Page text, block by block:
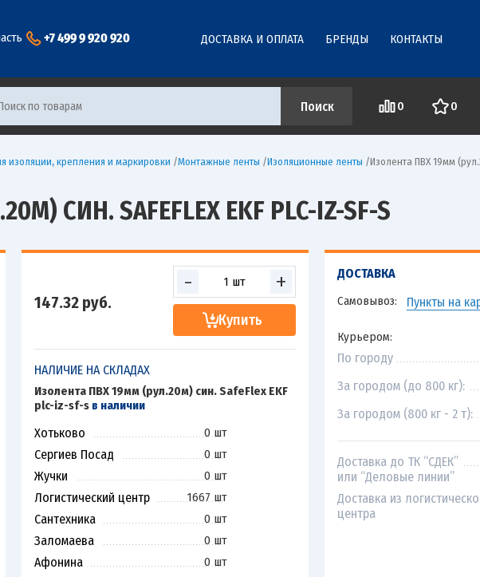
+7 499 9 920 920 ДОСТАВКА И ОПЛАТА БРЕНДЫ КОНТАКТЫ
0 0
изоляции, крепления и маркировки /Монтажные ленты /Изоляционные ленты /Изолента ПВХ 19мм
СИН. SAFEFLEX EKF PLC-IZ-SF-S
147.32 руб.
- +
Купить
НАЛИЧИЕ НА СКЛАДАХ
Изолента ПВХ 19мм (рул.20м) син. SafeFlex EKF
plc-iz-sf-s в наличии
Хотьково 0 шт
Сергиев Посад 0 шт
Жучки 0 шт
Логистический центр 1667 шт
Сантехника 0 шт
Заломаева 0 шт
Афонина 0 шт
ДОСТАВКА
Самовывоз: Пункты на
Курьером:
По городу
За городом (до 800 кг):
За городом (800 кг - 2 т):
Доставка до ТК “СДЕК”
или “Деловые линии”
Доставка из
центра